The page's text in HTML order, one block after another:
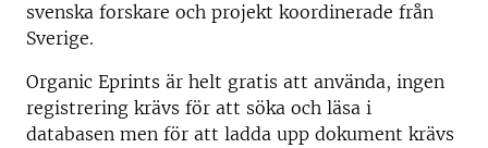
svenska forskare och projekt koordinerade från
Sverige.
Organic Eprints är helt gratis att använda, ingen
registrering krävs för att söka och läsa i
databasen men för att ladda upp dokument krävs